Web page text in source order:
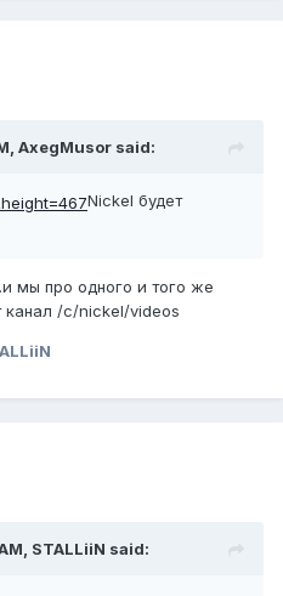
AxegMusor said:
Nickel будет
мы про одного и того же
канал /c/nickel/videos
STALLiiN said: